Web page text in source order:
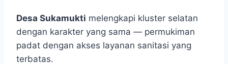
Desa Sukamukti melengkapi kluster selatan
dengan karakter yang sama — permukiman
padat dengan akses layanan sanitasi yang
terbatas.